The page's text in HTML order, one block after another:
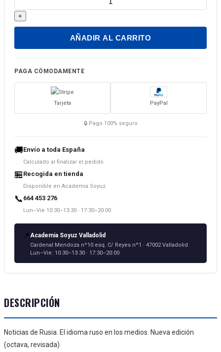
Rusia.
El
ruso
los
medios.
(octava,
+
AÑADIR AL CARRITO
PAGA CÓMODAMENTE
Tarjeta PayPal
🔒 Pago 100% seguro
🚚Envío a toda España
Calculado al finalizar el pedido
🏪 Recogida en tienda
Disponible en Academia Soyuz
📞 664 453 276
Lun–Vie 10:30–13:30 · 17:30–20:00
📍 Academia Soyuz Valladolid
Cardenal Mendoza nº10 esq. C/ Reyes nº1 · 47002 Valladolid
Lun–Vie: 10:30–13:30 · 17:30–20:00
DESCRIPCIÓN
Noticias de Rusia. El idioma ruso en los medios. Nueva edición
(octava, revisada)